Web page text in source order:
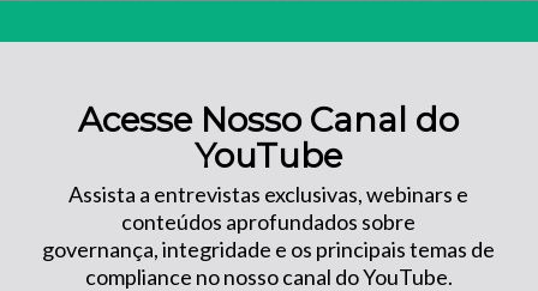
Acesse Nosso Canal do
YouTube
Assista a entrevistas exclusivas, webinars e
conteúdos aprofundados sobre
governança, integridade e os principais temas de
compliance no nosso canal do YouTube.